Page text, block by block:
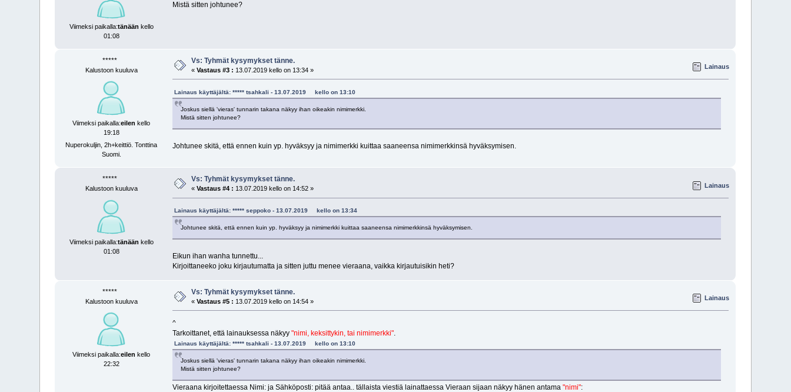
Viimeksi paikalla:tänään kello
01:08
Mistä sitten johtunee?
*****
Kalustoon kuuluva
Viimeksi paikalla:eilen kello
19:18
Nuperokuljin, 2h+keittiö. Tonttina
Suomi.
Vs: Tyhmät kysymykset tänne.
«Vastaus #3 : 13.07.2019 kello on 13:34 » Lainaus
Lainaus käyttäjältä: ***** tsahkali - 13.07.2019 kello on 13:10
Joskus siellä 'vieras' tunnarin takana näkyy ihan oikeakin nimimerkki.
Mistä sitten johtunee?
Johtunee skitä, että ennen kuin yp. hyväksyy ja nimimerkki kuittaa saaneensa nimimerkkinsä hyväksymisen.
*****
Kalustoon kuuluva
Viimeksi paikalla:tänään kello
01:08
Vs: Tyhmät kysymykset tänne.
«Vastaus #4 : 13.07.2019 kello on 14:52 » Lainaus
Lainaus käyttäjältä: ***** seppoko - 13.07.2019 kello on 13:34
Johtunee skitä, että ennen kuin yp. hyväksyy ja nimimerkki kuittaa saaneensa nimimerkkinsä hyväksymisen.
Eikun ihan wanha tunnettu...
Kirjoittaneeko joku kirjautumatta ja sitten juttu menee vieraana, vaikka kirjautuisikin heti?
*****
Kalustoon kuuluva
Viimeksi paikalla:eilen kello
22:32
Vs: Tyhmät kysymykset tänne.
«Vastaus #5 : 13.07.2019 kello on 14:54 » Lainaus
^
Tarkoittanet, että lainauksessa näkyy "nimi, keksittykin, tai nimimerkki".
Lainaus käyttäjältä: ***** tsahkali - 13.07.2019 kello on 13:10
Joskus siellä 'vieras' tunnarin takana näkyy ihan oikeakin nimimerkki.
Mistä sitten johtunee?
Vieraana kirjoitettaessa Nimi: ja Sähköposti: pitää antaa.. tällaista viestiä lainattaessa Vieraan sijaan näkyy hänen antama "nimi":